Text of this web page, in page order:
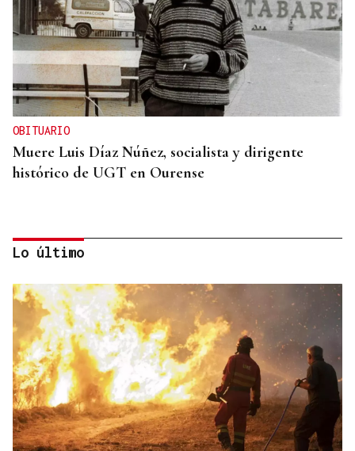
OBITUARIO
Muere Luis Díaz Núñez, socialista y dirigente
histórico de UGT en Ourense
CANEDO
Un herido en la colisión entre dos coches en la
entrada a las termas de Outariz
Lo último